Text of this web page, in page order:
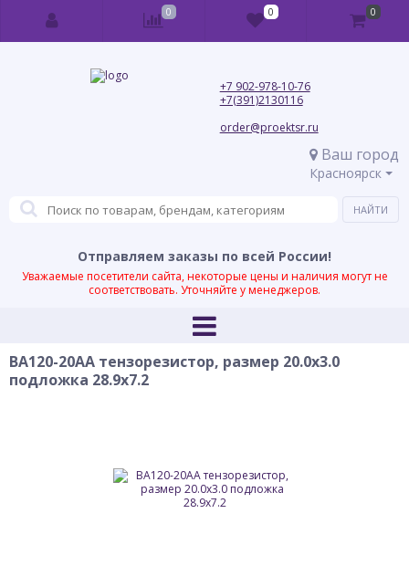
+7 902-978-10-76
+7(391)2130116
order@proektsr.ru
Ваш город
Красноярск
Отправляем заказы по всей России!
Уважаемые посетители сайта, некоторые цены и наличия могут не
соответствовать. Уточняйте у менеджеров.
BA120-20AA тензорезистор, размер 20.0х3.0
подложка 28.9х7.2
0 0 0